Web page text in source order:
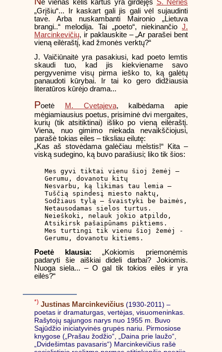
e vienas kelis kartus yra girdėjęs S. Nėries
„Grįšiu“... Ir kaskart gali jis gali vėl sujaudinti
tave. Arba nuskambanti Maironio „Lietuva
brangi..“ melodija. Tai „poeto“, niekinančio J.
Marcinkevičių, ir paklauskite – „Ar parašei bent
vieną eilėraštį, kad žmonės verktų?“
J. Vaičiūnaitė yra pasakiusi, kad poeto lemtis
skaudi tuo, kad jis kiekviename savo
pergyvenime visų pirma ieško to, ką galėtų
panaudoti kūrybai. Ir tai ko gero didžiausia
literatūros kūrėjo drama...
Poetė M. Cvetajeva, kalbėdama apie
mėgiamiausius poetus, prisiminė dvi mergaites,
kurių (tik atsitiktinai) išliko po vieną eilėraštį.
Viena, nuo gimimo niekada nevaikščiojusi,
parašė tokias eiles – tiksliau eilutę:
„Kas aš stovėdama galėčiau melstis!“ Kita –
viską sudegino, ką buvo parašiusi; liko tik šios:
Mes gyvi tiktai vienu šioj žemėj –
Gerumu, dovanotu kitų
Nesvarbu, ką likimas tau lemia –
Tuščią spindesį miesto naktų,
Sodžiaus tylą – švaistyki be baimės,
Netausodamas sielos turtus.
Neieškoki, nelauk jokio atpildo,
Atsikirsk pašaipūnams piktiems.
Mes turtingi tik vienu šioj žemėj -
Gerumu, dovanotu kitiems.
Poetė klausia: „Kokiomis priemonėmis
padaryti šie aiškiai dideli darbai? Jokiomis.
Nuoga siela... – O gal tik tokios eilės ir yra
eilės?“
*) Justinas Marcinkevičius (1930-2011) –
poetas ir dramaturgas, vertėjas, visuomeninkas.
Rašytojų sąjungos narys nuo 1955 m. Buvo
Sąjūdžio iniciatyvinės grupės nariu. Pirmosiose
knygose („Prašau žodžio“, „Daina prie laužo“,
„Dvidešimtas pavasaris“) Marcinkevičius rašė